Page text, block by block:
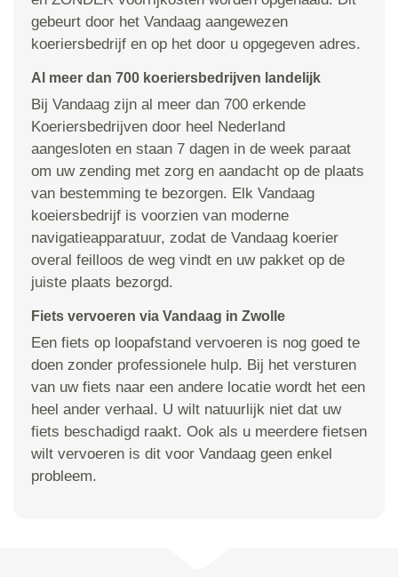
gebeurt door het Vandaag aangewezen
koeriersbedrijf en op het door u opgegeven adres.
Al meer dan 700 koeriersbedrijven landelijk
Bij Vandaag zijn al meer dan 700 erkende
Koeriersbedrijven door heel Nederland
aangesloten en staan 7 dagen in de week paraat
om uw zending met zorg en aandacht op de plaats
van bestemming te bezorgen. Elk Vandaag
koeiersbedrijf is voorzien van moderne
navigatieapparatuur, zodat de Vandaag koerier
overal feilloos de weg vindt en uw pakket op de
juiste plaats bezorgd.
Fiets vervoeren via Vandaag in Zwolle
Een fiets op loopafstand vervoeren is nog goed te
doen zonder professionele hulp. Bij het versturen
van uw fiets naar een andere locatie wordt het een
heel ander verhaal. U wilt natuurlijk niet dat uw
fiets beschadigd raakt. Ook als u meerdere fietsen
wilt vervoeren is dit voor Vandaag geen enkel
probleem.